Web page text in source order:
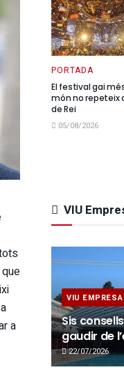
a
PORTADA
El festival gai
món no repeteix
de Rei
05/08/2026
VIU
VIU EMPRESA
Sis
gaudir de
22/07/2026